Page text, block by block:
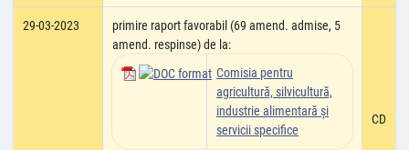
29-03-2023
primire raport favorabil (69 amend. admise, 5
amend. respinse) de la:
Comisia pentru
agricultură, silvicultură,
industrie alimentară şi
servicii specifice
CD